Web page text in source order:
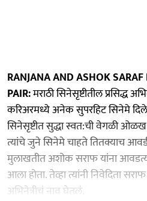
RANJANA AND ASHOK SARAF
PAIR:मराठी सिनेसृष्टीतील प्रसिद्ध
करिअरमध्ये अनेक सुपरहिट सिनेमे दिले.
सिनेसृष्टीत सुद्धा स्वत:ची वेगळी
त्यांचे जुने सिनेमे चाहते तितक्याच
मुलाखतीत अशोक सराफ यांना आवडत्या
आला होता. तेव्हा त्यांनी निवेदिता
अभिनेत्रीचं नाव घेतलं.